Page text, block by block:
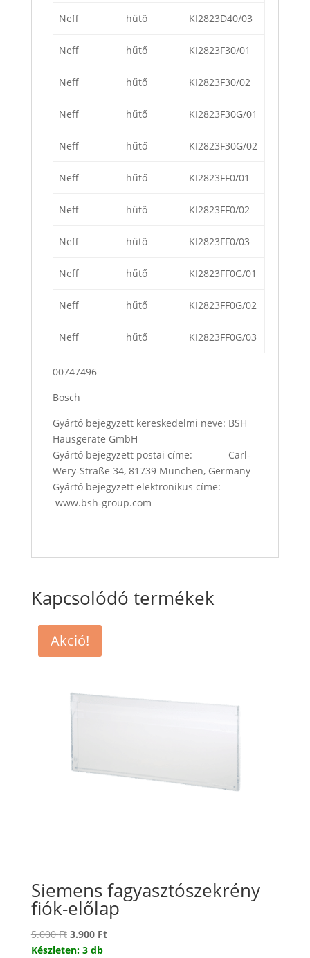
Neff hűtő KI2823D40/03
Neff hűtő KI2823F30/01
Neff hűtő KI2823F30/02
Neff hűtő KI2823F30G/01
Neff hűtő KI2823F30G/02
Neff hűtő KI2823FF0/01
Neff hűtő KI2823FF0/02
Neff hűtő KI2823FF0/03
Neff hűtő KI2823FF0G/01
Neff hűtő KI2823FF0G/02
Neff hűtő KI2823FF0G/03
00747496
Bosch
Gyártó bejegyzett kereskedelmi neve: BSH
Hausgeräte GmbH
Gyártó bejegyzett postai címe: Carl-
Wery-Straße 34, 81739 München, Germany
Gyártó bejegyzett elektronikus címe:
www.bsh-group.com
Kapcsolódó termékek
Akció!
Siemens fagyasztószekrény
fiók-előlap
5.000Ft Original
price
3.900 FtCurrent
Készleten: 3 db